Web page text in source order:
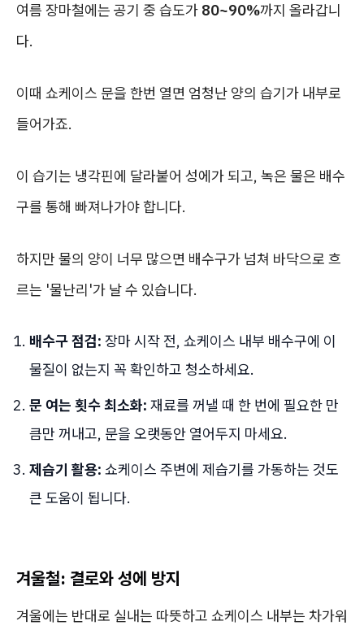
여름 장마철에는 공기 중 습도가 80~90%까지 올라갑니
다.
이때 쇼케이스 문을 한번 열면 엄청난 양의 습기가 내부로
들어가죠.
이 습기는 냉각핀에 달라붙어 성에가 되고, 녹은 물은 배수
구를 통해 빠져나가야 합니다.
하지만 물의 양이 너무 많으면 배수구가 넘쳐 바닥으로 흐
르는 '물난리'가 날 수 있습니다.
배수구 점검: 장마 시작 전, 쇼케이스 내부 배수구에 이
물질이 없는지 꼭 확인하고 청소하세요.
문 여는 횟수 최소화: 재료를 꺼낼 때 한 번에 필요한 만
큼만 꺼내고, 문을 오랫동안 열어두지 마세요.
제습기 활용: 쇼케이스 주변에 제습기를 가동하는 것도
큰 도움이 됩니다.
겨울철: 결로와 성에 방지
겨울에는 반대로 실내는 따뜻하고 쇼케이스 내부는 차가워